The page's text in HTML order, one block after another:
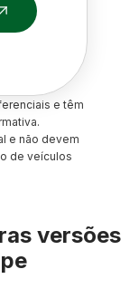
e têm
e não devem
de veículos
versões